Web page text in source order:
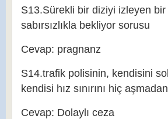
S13.Sürekli bir diziyi izleyen
sabırsızlıkla bekliyor sorusu
Cevap: pragnanz
S14.trafik polisinin, kendisini
kendisi hız sınırını hiç
Cevap: Dolaylı ceza